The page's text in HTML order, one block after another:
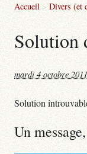
Accueil > Divers (et
Solution
mardi 4 octobre 2011
Solution
Un